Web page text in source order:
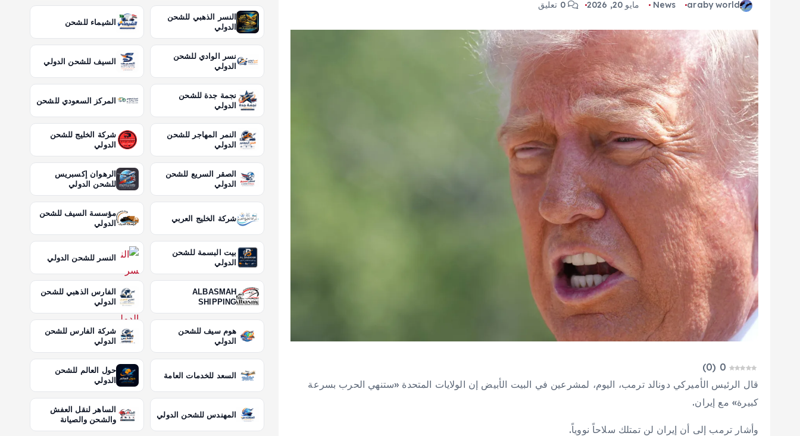
araby world
News مايو 20, 2026 0 تعليق
0
(
0
)
قال ‌الرئيس ​الأميركي دونالد ‌ترمب، ⁠اليوم، ⁠لمشرعين ⁠في ‌البيت ‌الأبيض ​إن ‌الولايات المتحدة «ستنهي ‌الحرب ‌بسرعة
كبيرة» ⁠مع إيران.
وأشار ترمب إلى أن إيران لن تمتلك سلاحاً نووياً.
النسر الذهبي للشحن
الدولي
الشيماء للشحن
نسر الوادي للشحن
الدولي
السيف للشحن الدولي
نجمة جدة للشحن
الدولي
المركز السعودي للشحن
النمر المهاجر للشحن
الدولي
شركة الخليج للشحن
الدولي
الصقر السريع للشحن
الدولي
الرهوان إكسبريس
للشحن الدولي
شركة الخليج العربي
مؤسسة السيف للشحن
الدولي
بيت البسمة للشحن
الدولي
النسر للشحن الدولي
ALBASMAH
SHIPPING
الفارس الذهبي للشحن
الدولي
هوم سيف للشحن
الدولي
شركة الفارس للشحن
الدولي
السعد للخدمات العامة
حول العالم للشحن
الدولي
المهندس للشحن الدولي
الساهر لنقل العفش
والشحن والصيانة